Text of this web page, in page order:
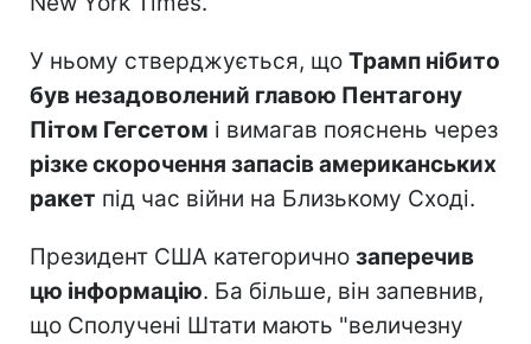
У ньому стверджується, що Трамп нібито
був незадоволений главою Пентагону
Пітом Гегсетом і вимагав пояснень через
різке скорочення запасів американських
ракет під час війни на Близькому Сході.
Президент США категорично заперечив
цю інформацію. Ба більше, він запевнив,
що Сполучені Штати мають "величезну